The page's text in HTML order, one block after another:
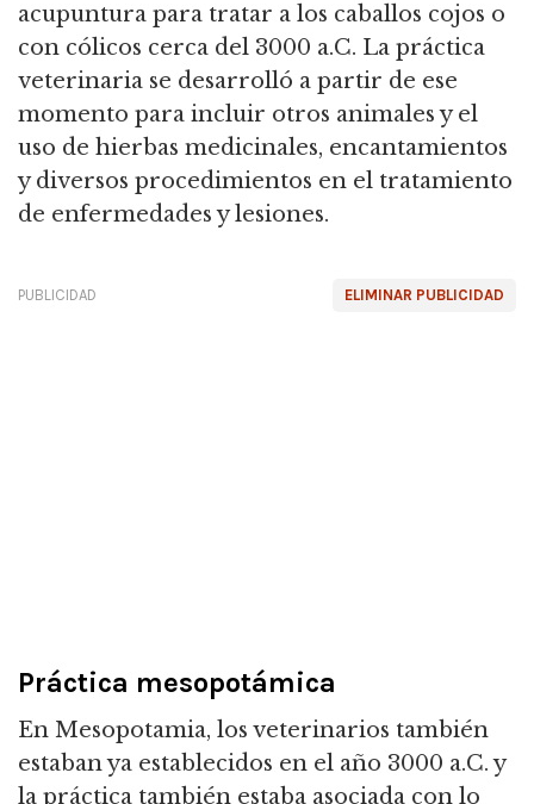
acupuntura para tratar a los caballos cojos o
con cólicos cerca del 3000 a.C. La práctica
veterinaria se desarrolló a partir de ese
momento para incluir otros animales y el
uso de hierbas medicinales, encantamientos
y diversos procedimientos en el tratamiento
de enfermedades y lesiones.
ELIMINAR PUBLICIDAD
PUBLICIDAD
Práctica mesopotámica
En Mesopotamia, los veterinarios también
estaban ya establecidos en el año 3000 a.C. y
la práctica también estaba asociada con lo